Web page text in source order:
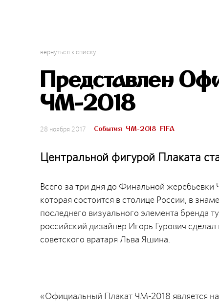
вернуться к списку
Представлен
ЧМ-2018
28 ноября 2017 События ЧМ-2018 FIFA
Центральной фигурой Плаката
Всего за три дня до Финальной
которая состоится в столице России, в
последнего визуального элемента
российский дизайнер Игорь Гурович
советского вратаря Льва Яшина.
«Официальный Плакат ЧМ-2018 является